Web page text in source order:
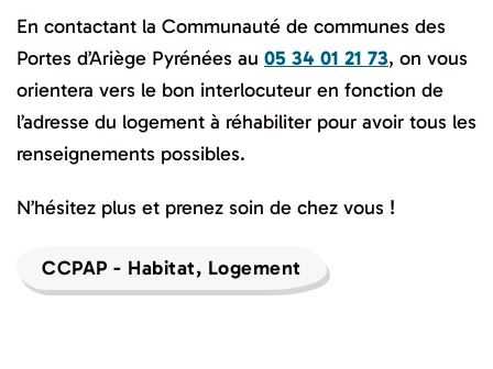
En contactant la Communauté de communes des
Portes d’Ariège Pyrénées au 05 34 01 21 73, on vous
orientera vers le bon interlocuteur en fonction de
l’adresse du logement à réhabiliter pour avoir tous les
renseignements possibles.
N’hésitez plus et prenez soin de chez vous !
CCPAP - Habitat, Logement